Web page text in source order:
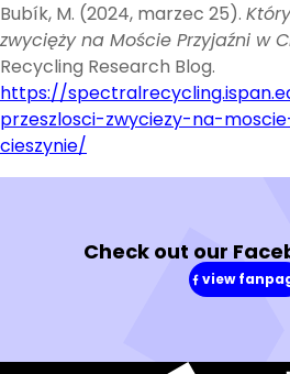
Bubík, M. (2024, marzec 25).
zwycięży na Moście Przyjaźni w
Recycling Research Blog.
https://
przeszlosci-zwyciezy-na-
cieszynie/
Check out our
view (in